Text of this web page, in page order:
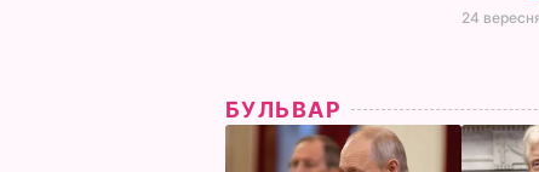
24
БУЛЬВАР